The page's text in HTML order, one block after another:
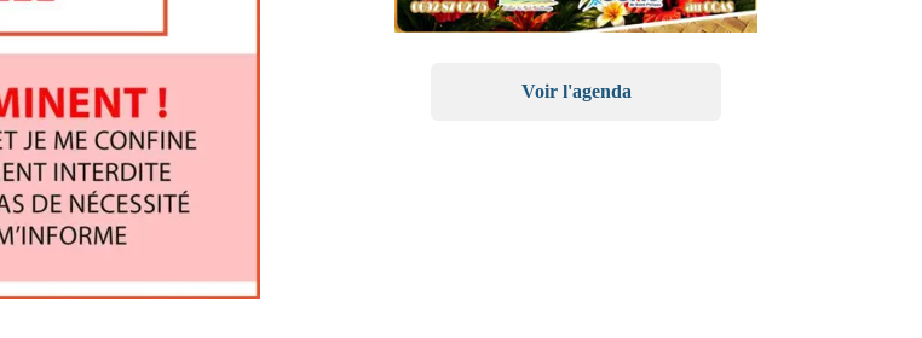
Voir l'agenda